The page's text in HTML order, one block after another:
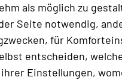
als möglich zu
Seite notwendig,
für
entscheiden,
ihrer Einstellungen,
Foto: Best Western
der Branche
sich Firmenkunden,